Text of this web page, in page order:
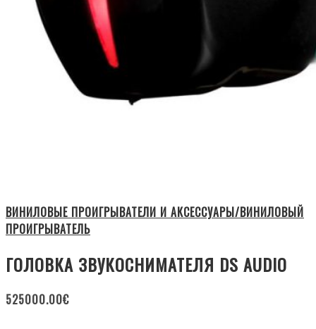
ВИНИЛОВЫЕ ПРОИГРЫВАТЕЛИ И АКСЕССУАРЫ/ВИНИЛОВЫЙ
ПРОИГРЫВАТЕЛЬ
ГОЛОВКА ЗВУКОСНИМАТЕЛЯ DS AUDIO
525000.00€